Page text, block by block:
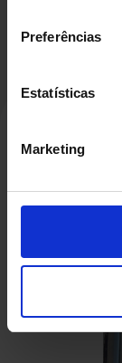
Preferências
Estatísticas
Marketing